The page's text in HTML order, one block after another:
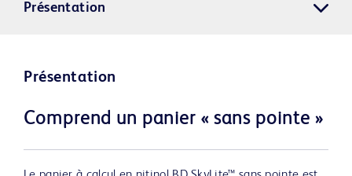
Présentation
Présentation
Comprend un panier « sans pointe »